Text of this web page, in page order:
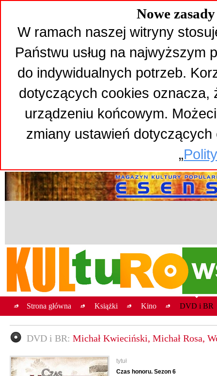
Nowe
W ramach naszej witryny
Państwu usług na najwyższym
do indywidualnych potrzeb.
dotyczących cookies oznacza,
urządzeniu końcowym.
zmiany ustawień
„
Strona główna Książki Kino DVD i BR
DVD i BR: Michał Kwieciński, Michał Rosa,
tytuł
Czas honoru. Sezon 6